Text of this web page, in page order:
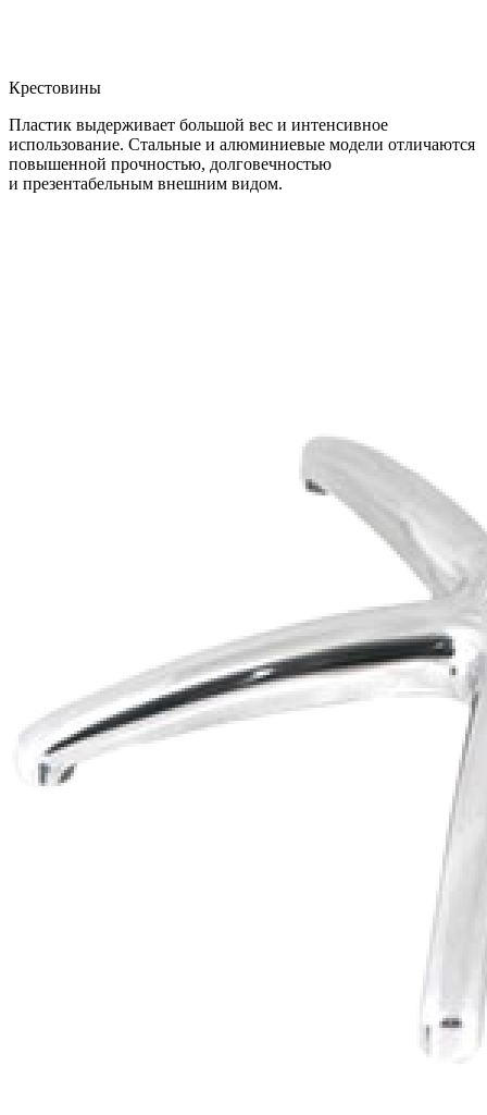
Крестовины
Пластик выдерживает большой вес и интенсивное
использование. Стальные и алюминиевые модели отличаются
повышенной прочностью, долговечностью
и презентабельным внешним видом.